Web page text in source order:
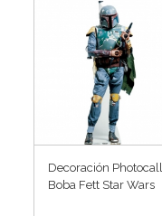
Decoración Photocall
Boba Fett Star Wars